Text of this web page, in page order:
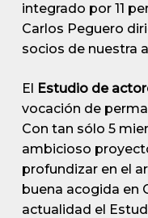
integrado por 11
Carlos Peguero
socios de nuestra
El Estudio de
vocación de
Con tan sólo 5
ambicioso
profundizar en el
buena acogida en
actualidad el